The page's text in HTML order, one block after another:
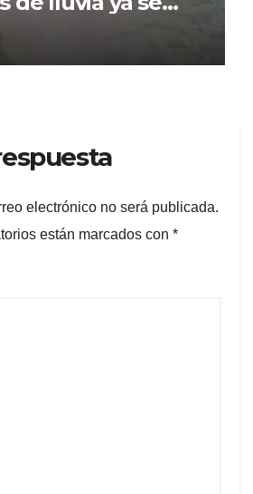
problemas
electrónico no será publicada.
están marcados con *